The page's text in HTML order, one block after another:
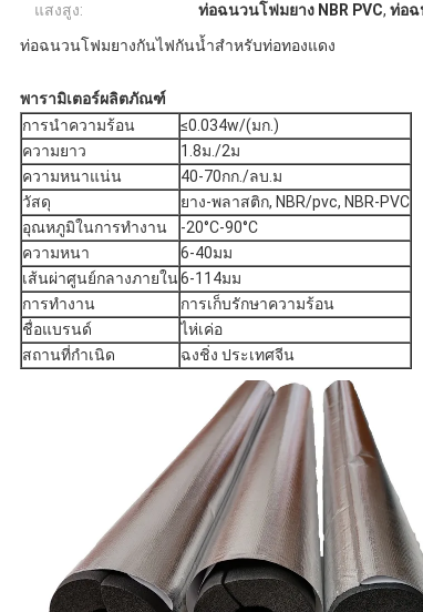
แสงสูง: ท่อฉนวนโฟมยาง NBR PVC, ท่อฉ
ท่อฉนวนโฟมยางกันไฟกันน้ำสำหรับท่อทองแดง
พารามิเตอร์ผลิตภัณฑ์
การนำความร้อน
≤0.034w/(มก.)
ความยาว
1.8ม./2ม
ความหนาแน่น
40-70กก./ลบ.ม
วัสดุ
ยาง-พลาสติก, NBR/pvc, NBR-PVC
อุณหภูมิในการทำงาน
-20°C-90°C
ความหนา
6-40มม
เส้นผ่าศูนย์กลางภายใน6-114มม
การทำงาน
การเก็บรักษาความร้อน
ชื่อแบรนด์
ไห่เค่อ
สถานที่กำเนิด
ฉงชิ่ง ประเทศจีน